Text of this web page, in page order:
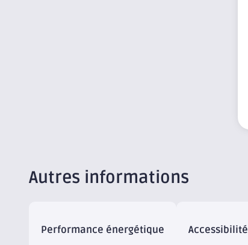
Autres informations
Performance énergétique Accessibilité